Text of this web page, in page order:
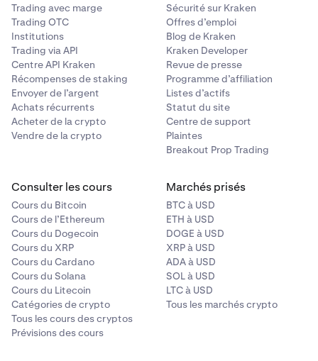
Trading avec marge
Trading OTC
Institutions
Trading via API
Centre API Kraken
Récompenses de staking
Envoyer de l’argent
Achats récurrents
Acheter de la crypto
Vendre de la crypto
Sécurité sur Kraken
Offres d’emploi
Blog de Kraken
Kraken Developer
Revue de presse
Programme d’affiliation
Listes d’actifs
Statut du site
Centre de support
Plaintes
Breakout Prop Trading
Consulter les cours
Cours du Bitcoin
Cours de l’Ethereum
Cours du Dogecoin
Cours du XRP
Cours du Cardano
Cours du Solana
Cours du Litecoin
Catégories de crypto
Tous les cours des cryptos
Prévisions des cours
Marchés prisés
BTC à USD
ETH à USD
DOGE à USD
XRP à USD
ADA à USD
SOL à USD
LTC à USD
Tous les marchés crypto